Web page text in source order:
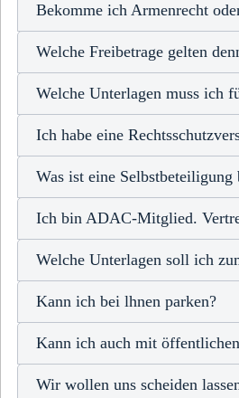
Bekomme ich Armenrecht
Welche Freibetrage gelten
Welche Unterlagen muss ich
Ich habe eine
Was ist eine Selbstbeteiligung
Ich bin ADAC-Mitglied.
Welche Unterlagen soll ich
Kann ich bei lhnen parken?
Kann ich auch mit
Wir wollen uns scheiden